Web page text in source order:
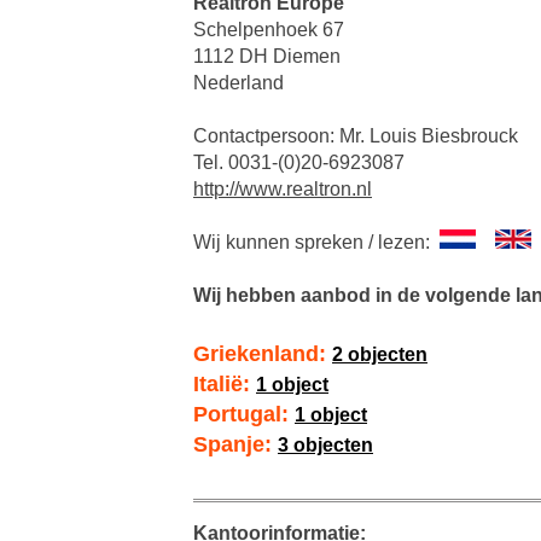
Schelpenhoek 67
1112 DH Diemen
Nederland
Contactpersoon: Mr. Louis Biesbrouck
Tel. 0031-(0)20-6923087
http://www.realtron.nl
Wij kunnen spreken / lezen:
Wij hebben aanbod in de volgende
Griekenland: 2 objecten
Italië: 1 object
Portugal: 1 object
Spanje: 3 objecten
Kantoorinformatie: